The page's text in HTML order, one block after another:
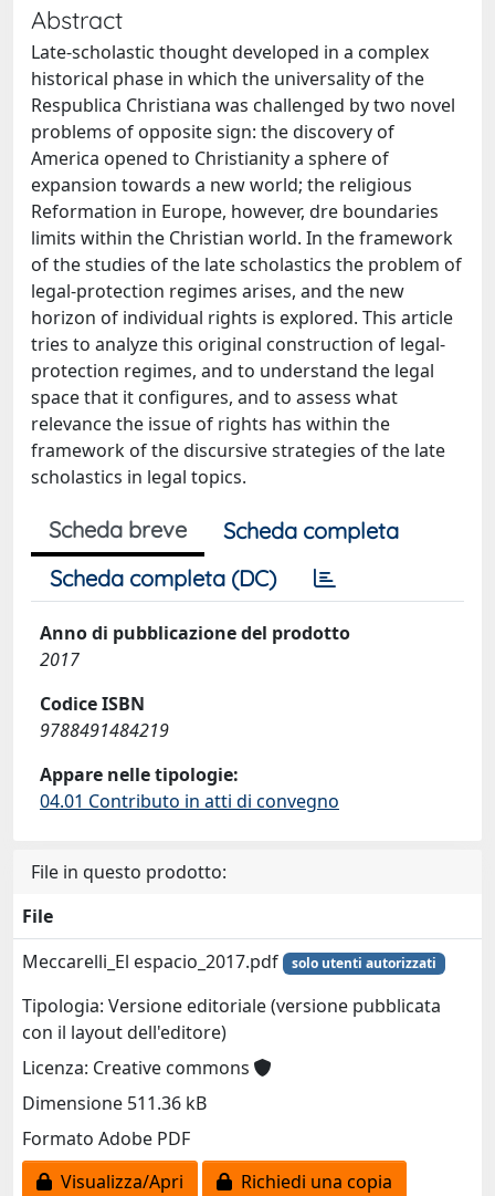
Abstract
Late-scholastic thought developed in a complex
historical phase in which the universality of the
Respublica Christiana was challenged by two novel
problems of opposite sign: the discovery of
America opened to Christianity a sphere of
expansion towards a new world; the religious
Reformation in Europe, however, dre boundaries
limits within the Christian world. In the framework
of the studies of the late scholastics the problem of
legal-protection regimes arises, and the new
horizon of individual rights is explored. This article
tries to analyze this original construction of legal-
protection regimes, and to understand the legal
space that it configures, and to assess what
relevance the issue of rights has within the
framework of the discursive strategies of the late
scholastics in legal topics.
Scheda breve
Scheda completa
Scheda completa (DC)
Anno di pubblicazione del prodotto
2017
Codice ISBN
9788491484219
Appare nelle tipologie:
04.01 Contributo in atti di convegno
File in questo prodotto:
File
Meccarelli_El espacio_2017.pdf
solo utenti autorizzati
Tipologia: Versione editoriale (versione pubblicata
con il layout dell'editore)
Licenza: Creative commons
Dimensione 511.36 kB
Formato Adobe PDF
Visualizza/Apri
Richiedi una copia